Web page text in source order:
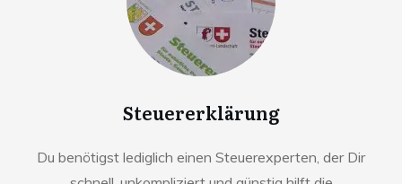
Steuererklärung
Du benötigst lediglich einen Steuerexperten, der Dir